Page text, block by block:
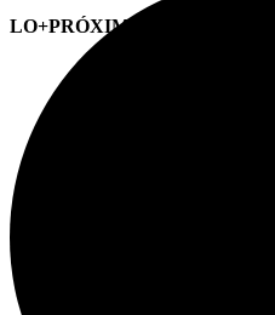
LO+PRÓXIMO (CITAS)